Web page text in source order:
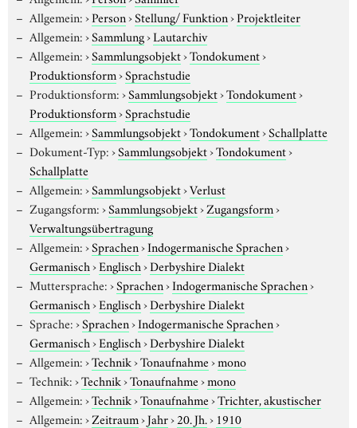
Allgemein:›Person›Stellung/ Funktion›Projektleiter
Allgemein:›Sammlung›Lautarchiv
Allgemein:›Sammlungsobjekt›Tondokument›
Produktionsform›Sprachstudie
Produktionsform:›Sammlungsobjekt›Tondokument›
Produktionsform›Sprachstudie
Allgemein:›Sammlungsobjekt›Tondokument›Schallplatte
Dokument-Typ:›Sammlungsobjekt›Tondokument›
Schallplatte
Allgemein:›Sammlungsobjekt›Verlust
Zugangsform:›Sammlungsobjekt›Zugangsform›
Verwaltungsübertragung
Allgemein:›Sprachen›Indogermanische Sprachen›
Germanisch›Englisch›Derbyshire Dialekt
Muttersprache:›Sprachen›Indogermanische Sprachen›
Germanisch›Englisch›Derbyshire Dialekt
Sprache:›Sprachen›Indogermanische Sprachen›
Germanisch›Englisch›Derbyshire Dialekt
Allgemein:›Technik›Tonaufnahme›mono
Technik:›Technik›Tonaufnahme›mono
Allgemein:›Technik›Tonaufnahme›Trichter, akustischer
Allgemein:›Zeitraum›Jahr›20. Jh.› 1910